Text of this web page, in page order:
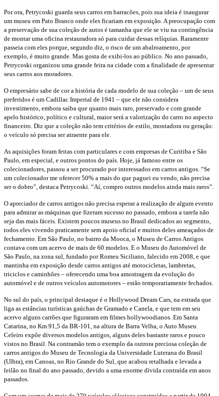
Por ora, Petrycoski guarda seus carros em barracões, pois sua ideia é inaugurar
um museu em Pato Branco onde eles ficariam em exposição. A preocupação com
a preservação de sua coleção de autos é tamanha que ele se viu na contingência
de montar uma oficina restauradora só para cuidar dessas relíquias. Raramente
passeia com eles porque, segundo diz, o risco de um abalroamento, por
exemplo, é muito grande. Mas gosta de exibi-los ao público. No ano passado,
Petrycoski organizou uma grande feira na cidade com a finalidade de apresentar
seus carros aos moradores.
O empresário sabe de cor a história de cada modelo de sua coleção – um de seus
preferidos é um Cadillac Imperial de 1941 – que ele não considera
investimento, embora saiba que quanto mais raro, preservado e com grande
apelo histórico, político e cultural, maior será a valorização do carro no aspecto
financeiro. Diz que a coleção não tem critérios de estilo, montadora ou geração:
o veículo só precisa ser atraente para ele.
As aquisições foram feitas com particulares e com empresas de Curitiba e São
Paulo, em especial, e outros pontos do país. Hoje, já famoso entre os
colecionadores, passou a ser procurado por interessados em carros antigos. “Se
um colecionador me oferecer 50% a mais do que paguei eu vendo, não precisa
ser o dobro”, destaca Petrycoski. “Aí, compro outros modelos ainda mais raros”.
O apreciador de carros antigos não precisa esperar a realização de algum evento
para admirar as máquinas que fizeram sucesso no passado, embora a tarefa não
seja das mais fáceis. Existem poucos museus no Brasil dedicados ao segmento,
todos eles vivendo praticamente sem apoio oficial e muitos deles ameaçados de
fechamento. Em São Paulo, no bairro da Mooca, o Museu de Carros Antigos
contava com um acervo de mais de 60 modelos. E o Museu do Automóvel de
São Paulo, na zona sul, fundado por Romeu Siciliano, falecido em 2008, e que
mantinha em exposição desde carros antigos até motocicletas, lambretas,
triciclos e caminhões – oferecendo uma boa amostragem da evolução do
automóvel e de outros veículos automotores – estão temporariamente fechados.
No sul do país, o principal destaque é o Hollywood Dream Cars, na estrada que
liga as estâncias turísticas gaúchas de Gramado e Canela, e que tem em seu
acervo alguns carrões que figuraram em filmes hollywoodianos. Em Santa
Catarina, no Km 91,5 da BR-101, na altura de Barra Velha, o Auto Museu
Celeiro expõe diversos modelos antigos, alguns deles bastante raros e pouco
vistos no Brasil. Na contramão tem o exemplo da outrora preciosa coleção de
carros antigos do Museu de Tecnologia da Universidade Luterana do Brasil
(Ulbra), em Canoas, no Rio Grande do Sul, que acabou retalhada e levada a
leilão no final do ano passado, devido a uma enorme dívida contraída em anos
passados.